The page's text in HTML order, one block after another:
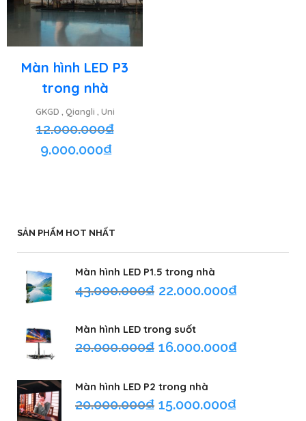
Màn hình LED P3
trong nhà
GKGD , Qiangli , Uni
12.000.000₫
9.000.000₫
SẢN PHẨM HOT NHẤT
Màn hình LED P1.5 trong nhà
43.000.000₫ 22.000.000₫
Màn hình LED trong suốt
20.000.000₫ 16.000.000₫
Màn hình LED P2 trong nhà
20.000.000₫ 15.000.000₫